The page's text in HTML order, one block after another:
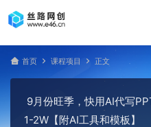
首页 课程项目 正文
9月份旺季，快用AI代写
1-2W【附AI工具和模板】